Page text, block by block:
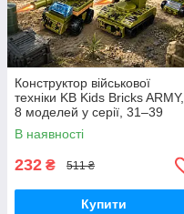
Конструктор військової
техніки KB Kids Bricks ARMY,
8 моделей у серії, 31–39
деталей, 6+
В наявності
232 ₴ 511 ₴
Купити